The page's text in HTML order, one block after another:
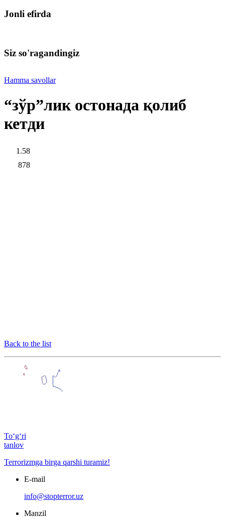
Jonli efirda
Siz so'ragandingiz
Hamma savollar
“зўр”лик остонада қолиб
кетди
1.58
878
Back to the list
To‘g‘ri
tanlov
Terrorizmga birga qarshi turamiz!
E-mail
info@stopterror.uz
Manzil